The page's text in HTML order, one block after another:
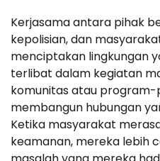
Kerjasama antara pihak
kepolisian, dan
menciptakan lingkungan
terlibat dalam kegiatan
komunitas atau
membangun hubungan
Ketika masyarakat
keamanan, mereka lebih